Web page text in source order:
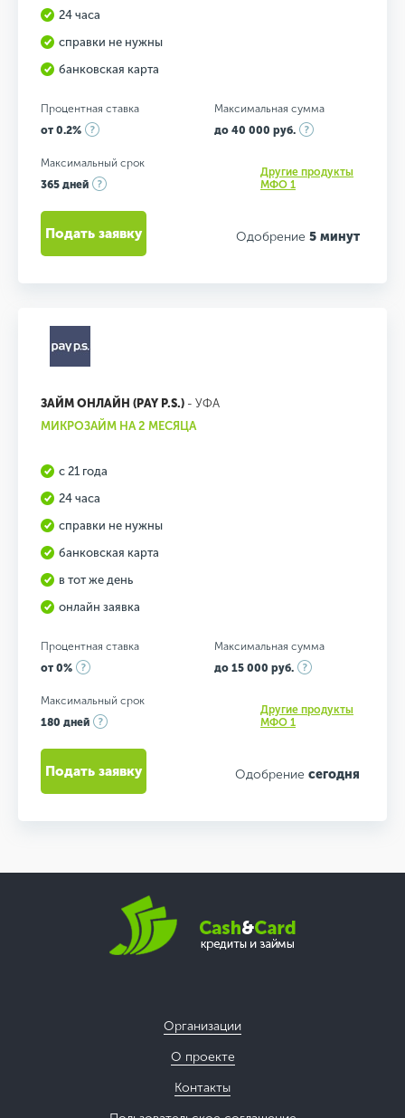
24 часа
справки не нужны
банковская карта
Процентная ставка
от 0.2%
Максимальная сумма
до 40 000 руб.
Максимальный срок
365 дней
Другие продукты
МФО 1
Одобрение 5 минут
Подать заявку
ЗАЙМ ОНЛАЙН (PAY P.S.) - УФА
МИКРОЗАЙМ НА 2 МЕСЯЦА
с 21 года
24 часа
справки не нужны
банковская карта
в тот же день
онлайн заявка
Процентная ставка
от 0%
Максимальная сумма
до 15 000 руб.
Максимальный срок
180 дней
Другие продукты
МФО 1
Одобрение сегодня
Подать заявку
Организации
О проекте
Контакты